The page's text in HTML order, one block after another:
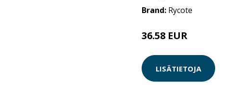
Brand: Rycote
36.58 EUR
LISÄTIETOJA